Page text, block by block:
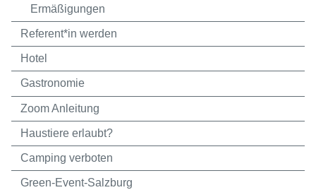
Ermäßigungen
Referent*in werden
Hotel
Gastronomie
Zoom Anleitung
Haustiere erlaubt?
Camping verboten
Green-Event-Salzburg